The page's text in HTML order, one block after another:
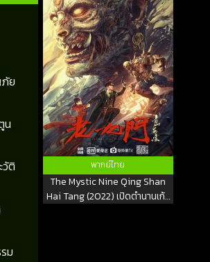
ย
น
ติ
ม
พากย์ไทย
The Mystic Nine Qing Shan
Hai Tang (2022) เปิดตํานานเก้า